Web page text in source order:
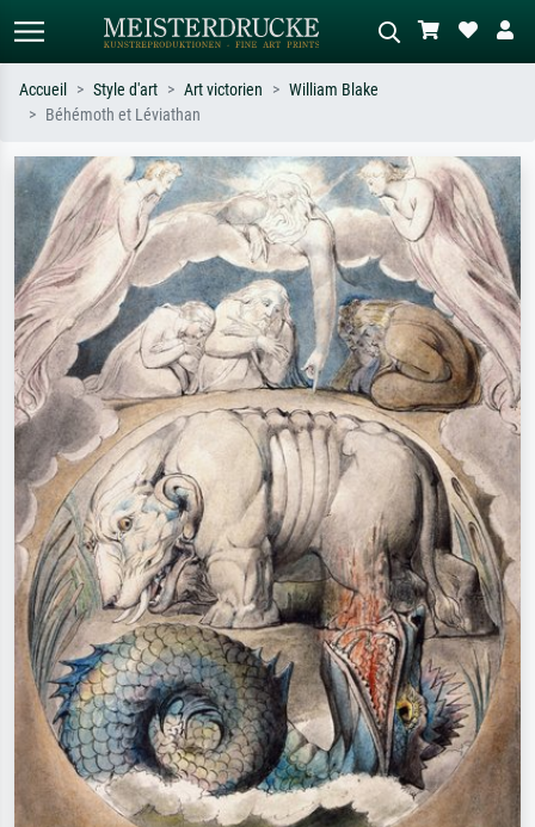
Recherchez par artiste, titre ou style –
ex. Monet, Nuit étoilée,
impressionnisme, vague de Hokusai,
nu.
Décrivez la scène – ex. prairie verte,
abstrait avec beaucoup de rouge,
tableau sombre, nu debout près d'un
arbre.
Accueil Style d'art Art victorien
William Blake
Béhémoth et Léviathan